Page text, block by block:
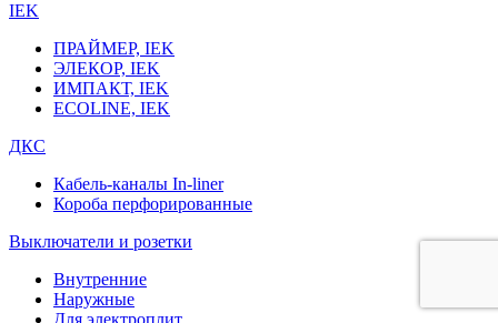
IEK
ПРАЙМЕР, IEK
ЭЛЕКОР, IEK
ИМПАКТ, IEK
ECOLINE, IEK
ДКС
Кабель-каналы In-liner
Короба перфорированные
Выключатели и розетки
Внутренние
Наружные
Для электроплит